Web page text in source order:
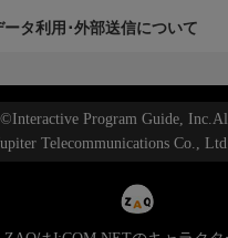
ータ利用･外部送信について
Program Guide,
Telecommunications Co.,